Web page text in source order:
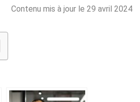
Contenu mis à jour le 29 avril 2024